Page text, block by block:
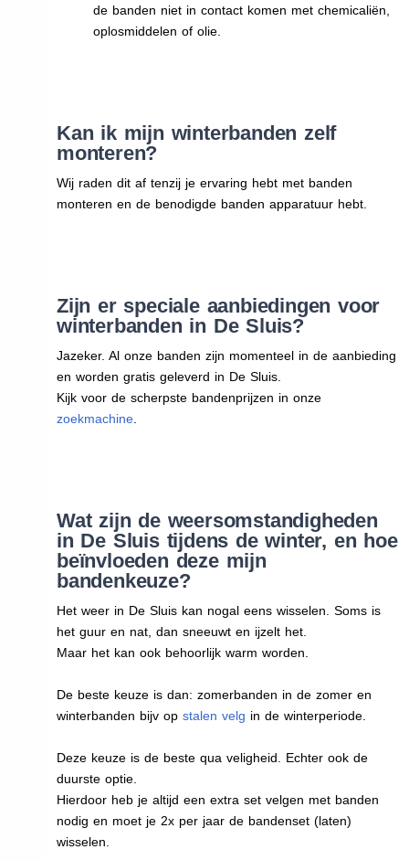
de banden niet in contact komen met chemicaliën,
oplosmiddelen of olie.
Kan ik mijn winterbanden zelf
monteren?
Wij raden dit af tenzij je ervaring hebt met banden
monteren en de benodigde banden apparatuur hebt.
Zijn er speciale aanbiedingen voor
winterbanden in De Sluis?
Jazeker. Al onze banden zijn momenteel in de aanbieding
en worden gratis geleverd in De Sluis.
Kijk voor de scherpste bandenprijzen in onze
zoekmachine.
Wat zijn de weersomstandigheden
in De Sluis tijdens de winter, en hoe
beïnvloeden deze mijn
bandenkeuze?
Het weer in De Sluis kan nogal eens wisselen. Soms is
het guur en nat, dan sneeuwt en ijzelt het.
Maar het kan ook behoorlijk warm worden.
De beste keuze is dan: zomerbanden in de zomer en
winterbanden bijv op stalen velg in de winterperiode.
Deze keuze is de beste qua veligheid. Echter ook de
duurste optie.
Hierdoor heb je altijd een extra set velgen met banden
nodig en moet je 2x per jaar de bandenset (laten)
wisselen.